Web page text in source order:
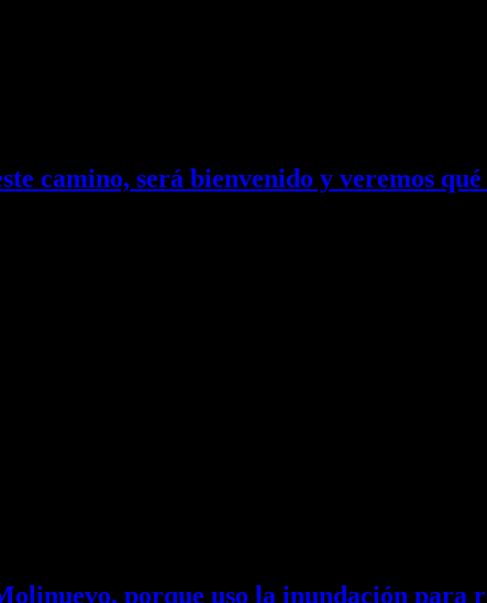
camino, será bienvenido y veremos qué
porque uso la inundación para